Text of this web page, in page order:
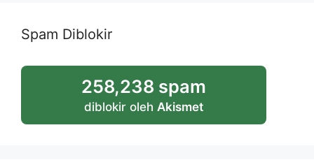
Spam Diblokir
258,238 spam
diblokir oleh Akismet